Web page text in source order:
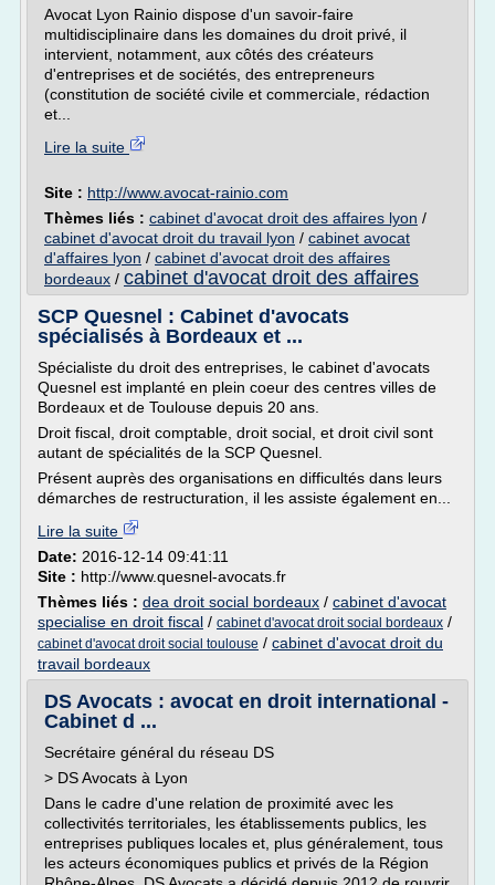
Avocat Lyon Rainio dispose d'un savoir-faire
multidisciplinaire dans les domaines du droit privé, il
intervient, notamment, aux côtés des créateurs
d'entreprises et de sociétés, des entrepreneurs
(constitution de société civile et commerciale, rédaction
et...
Lire la suite
Site : http://www.avocat-rainio.com
Thèmes liés : cabinet d'avocat droit des affaires lyon /
cabinet d'avocat droit du travail lyon / cabinet avocat
d'affaires lyon / cabinet d'avocat droit des affaires
bordeaux / cabinet d'avocat droit des affaires
SCP Quesnel : Cabinet d'avocats
spécialisés à Bordeaux et ...
Spécialiste du droit des entreprises, le cabinet d'avocats
Quesnel est implanté en plein coeur des centres villes de
Bordeaux et de Toulouse depuis 20 ans.
Droit fiscal, droit comptable, droit social, et droit civil sont
autant de spécialités de la SCP Quesnel.
Présent auprès des organisations en difficultés dans leurs
démarches de restructuration, il les assiste également en...
Lire la suite
Date: 2016-12-14 09:41:11
Site : http://www.quesnel-avocats.fr
Thèmes liés : dea droit social bordeaux / cabinet d'avocat
specialise en droit fiscal / cabinet d'avocat droit social bordeaux /
cabinet d'avocat droit social toulouse / cabinet d'avocat droit du
travail bordeaux
DS Avocats : avocat en droit international -
Cabinet d ...
Secrétaire général du réseau DS
> DS Avocats à Lyon
Dans le cadre d'une relation de proximité avec les
collectivités territoriales, les établissements publics, les
entreprises publiques locales et, plus généralement, tous
les acteurs économiques publics et privés de la Région